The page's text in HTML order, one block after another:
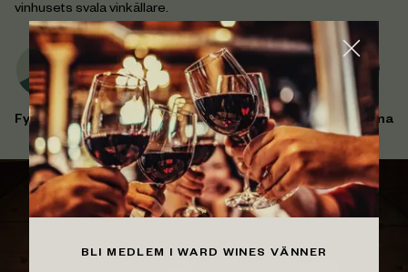
BLI MEDLEM I WARD WINES VÄNNER
vinhusets svala vinkällare.
Fyllighet Syra Fruktsötma